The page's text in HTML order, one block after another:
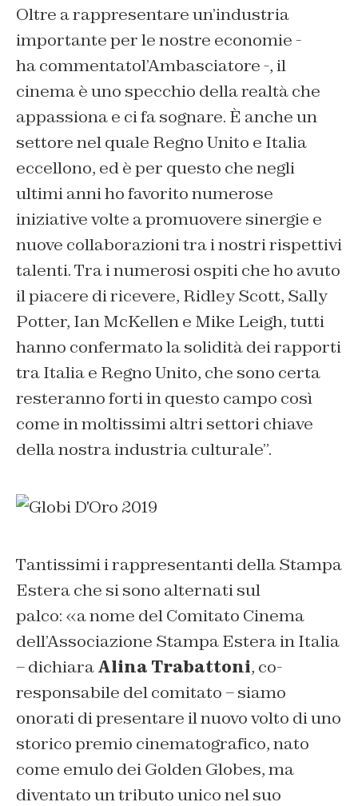
Oltre a rappresentare un’industria
importante per le nostre economie-
ha commentatol’Ambasciatore -,il
cinema è uno specchio della realtà che
appassiona e ci fa sognare. È anche un
settore nel quale Regno Unito e Italia
eccellono, ed è per questo che negli
ultimi anni ho favorito numerose
iniziative volte a promuovere sinergie e
nuove collaborazioni tra i nostri rispettivi
talenti.Tra i numerosi ospiti che ho avuto
il piacere di ricevere, Ridley Scott, Sally
Potter, Ian McKellen e Mike Leigh, tutti
hanno confermato la solidità dei rapporti
tra Italia e Regno Unito, che sono certa
resteranno forti in questo campo così
come in moltissimi altri settori chiave
della nostra industria culturale”.
Tantissimi i rappresentanti della Stampa
Estera che si sono alternati sul
palco: «a nome del Comitato Cinema
dell’Associazione Stampa Estera in Italia
– dichiaraAlina Trabattoni, co-
responsabile del comitato – siamo
onorati di presentare il nuovo volto di uno
storico premio cinematografico, nato
come emulo dei Golden Globes, ma
diventato un tributo unico nel suo